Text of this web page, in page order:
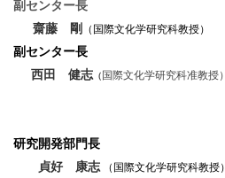
副センター長
齋藤 剛 （国際文化学研究科教授）
副センター長
西田 健志 （国際文化学研究科准教授）
研究開発部門長
貞好 康志 （国際文化学研究科教授）